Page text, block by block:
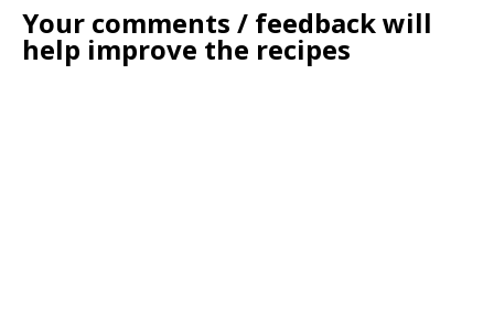
Your comments / feedback will
help improve the recipes